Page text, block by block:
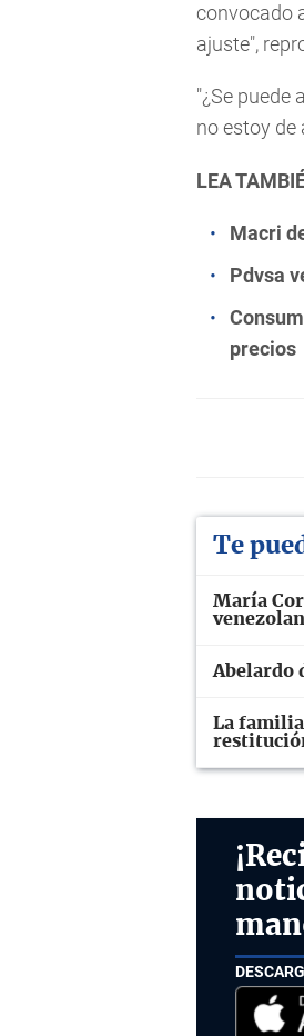
convocado
ajuste",
"¿Se puede
no estoy de
LEA
Macri
Pdvsa
precios
Te
María
Abelardo
La